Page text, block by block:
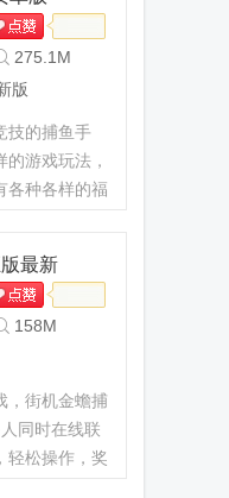
275.1M
版
技的捕鱼手
游戏玩法，
各种各样的福
最新
158M
，街机金蟾捕
同时在线联
轻松操作，奖